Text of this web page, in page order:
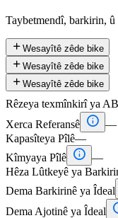
Taybetmendî, barkirin, û
 Wesayîtê zêde bike
 Wesayîtê zêde bike
 Wesayîtê zêde bike
Rêzeya texmînkirî ya
Xerca Referansê  —
Kapasîteya Pîlê—
Kîmyaya Pîlê  —
Hêza Lûtkeyê ya
Dema Barkirinê ya Îdeal
Dema Ajotinê ya Îdeal